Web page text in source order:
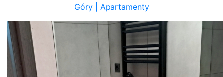
Góry | Apartamenty